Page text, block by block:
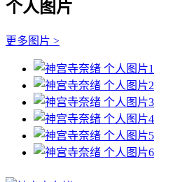
个人图片
更多图片 >